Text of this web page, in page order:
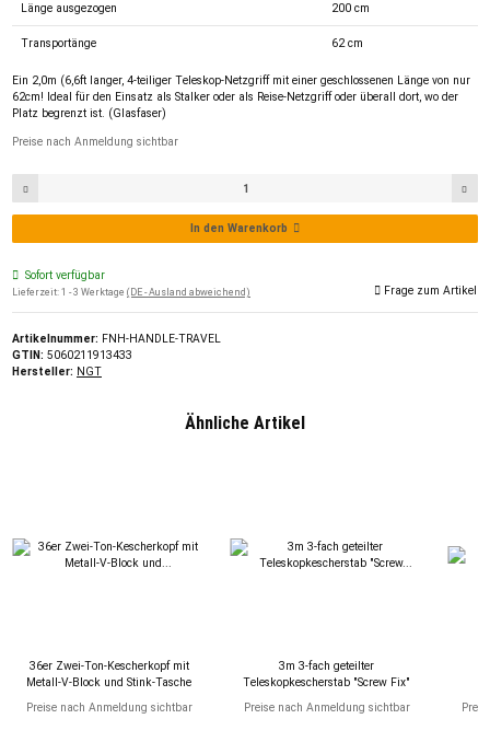
Länge ausgezogen 200 cm
Transportänge 62 cm
Ein 2,0m (6,6ft langer, 4-teiliger Teleskop-Netzgriff mit einer geschlossenen Länge von nur
62cm! Ideal für den Einsatz als Stalker oder als Reise-Netzgriff oder überall dort, wo der
Platz begrenzt ist. (Glasfaser)
Preise nach Anmeldung sichtbar
In den Warenkorb
Sofort verfügbar
Lieferzeit: 1 - 3 Werktage (DE - Ausland abweichend) Frage zum Artikel
Artikelnummer: FNH-HANDLE-TRAVEL
GTIN: 5060211913433
Hersteller: NGT
Ähnliche Artikel
36er Zwei-Ton-Kescherkopf mit
Metall-V-Block und Stink-Tasche
Preise nach Anmeldung sichtbar
3m 3-fach geteilter
Teleskopkescherstab "Screw Fix"
Preise nach Anmeldung sichtbar